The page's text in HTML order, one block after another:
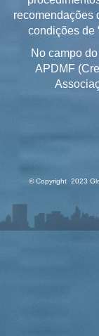
recomendações
condições de
No campo
APDMF
© Copyright 2023